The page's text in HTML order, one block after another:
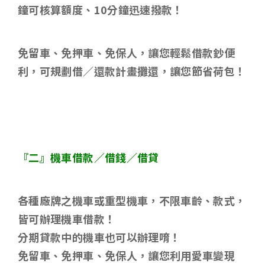
鐘可核算額度、 10分鐘迅速撥款！
免留車、免押車、免保人，讓您輕鬆借款鈔便
利，可規劃借／還款計畫攤還，讓您節省荷包！
『二』機車借款／借錢／借貸
各種廠牌之機車或重型機車，不限車齡、款式，
皆可辦理機車借款！
分期貸款中的機車也可以辦理唷！
免留車、免押車、免保人，讓您利用愛車變現